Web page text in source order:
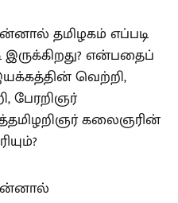
தமிழகம் எப்படி
இருக்கிறது? என்பதைப்
வெற்றி,
பேரறிஞர்
கலைஞரின்